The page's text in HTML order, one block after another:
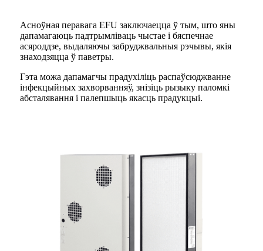
Асноўная перавага EFU заключаецца ў тым, што яны
дапамагаюць падтрымліваць чыстае і бяспечнае
асяроддзе, выдаляючы забруджвальныя рэчывы, якія
знаходзяцца ў паветры.
Гэта можа дапамагчы прадухіліць распаўсюджванне
інфекцыйных захворванняў, знізіць рызыку паломкі
абсталявання і палепшыць якасць прадукцыі.